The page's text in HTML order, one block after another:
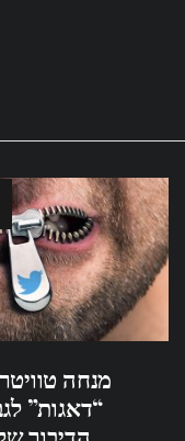
מנחה
“דאגות”